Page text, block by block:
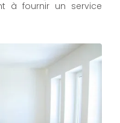
à fournir un service